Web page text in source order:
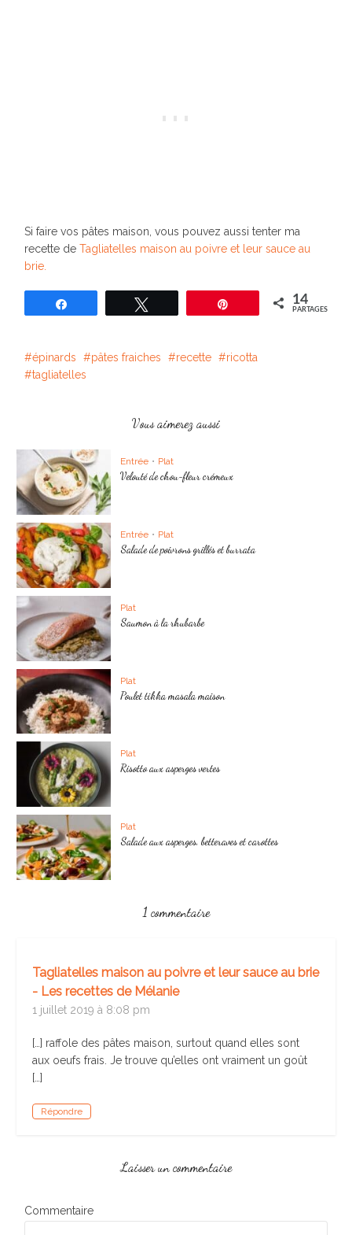
Si faire vos pâtes maison, vous pouvez aussi tenter ma
recette deTagliatelles maison au poivre et leur sauce au
brie.
Épingle 14
PARTAGES
épinards pâtes fraiches recette
ricotta
tagliatelles
Vous aimerez aussi
Entrée • Plat
Velouté de chou-fleur crémeux
Entrée • Plat
Salade de poivrons grillés et burrata
Plat
Saumon à la rhubarbe
Plat
Poulet tikka masala maison
Plat
Risotto aux asperges vertes
Plat
Salade aux asperges, betteraves et carottes
1 commentaire
Tagliatelles maison au poivre et leur sauce au brie
- Les recettes de Mélanie
1 juillet 2019 à 8:08 pm
[…] raffole des pâtes maison, surtout quand elles sont
aux oeufs frais. Je trouve qu’elles ont vraiment un goût
[…]
Répondre
Laisser un commentaire
Commentaire